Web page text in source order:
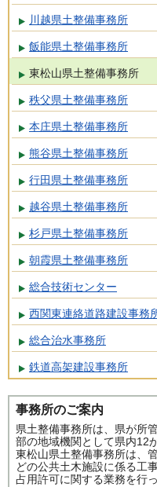
川越県土整備事務所
飯能県土整備事務所
東松山県土整備事務所
秩父県土整備事務所
本庄県土整備事務所
熊谷県土整備事務所
行田県土整備事務所
越谷県土整備事務所
杉戸県土整備事務所
朝霞県土整備事務所
総合技術センター
西関東連絡道路建設事務
総合治水事務所
鉄道高架建設事務所
事務所のご案内
県土整備事務所は、県が所
部の地域機関として県内12
東松山県土整備事務所は、
どの公共土木施設に係る工
占用許可に関する業務を行